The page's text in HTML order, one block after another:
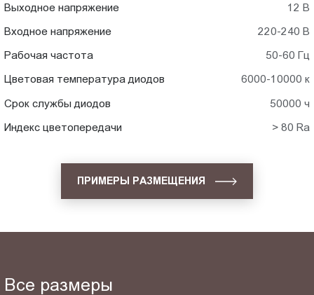
Выходное напряжение 12 В
Входное напряжение 220-240 В
Рабочая частота 50-60 Гц
Цветовая температура диодов 6000-10000 к
Срок службы диодов 50000 ч
Индекс цветопередачи > 80 Ra
ПРИМЕРЫ РАЗМЕЩЕНИЯ
Все размеры